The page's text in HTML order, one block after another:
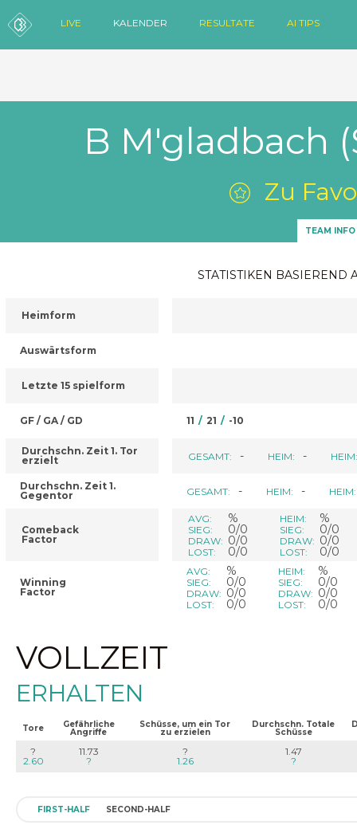
LIVE KALENDER RESULTATE AI TIPS
B M'gladbach
Zu
TEAM INFO
STATISTIKEN BASIEREND
Heimform
Auswärtsform
Letzte 15 spielform
GF / GA / GD
Durchschn. Zeit 1. Tor
erzielt
Durchschn. Zeit 1.
Gegentor
Comeback
Factor
Winning
Factor
11 / 21 / -10
GESAMT: - HEIM: - HEIM:
GESAMT: - HEIM: - HEIM:
AVG: %
SIEG: 0/0
DRAW: 0/0
LOST: 0/0
HEIM: %
SIEG: 0/0
DRAW: 0/0
LOST: 0/0
AVG: %
SIEG: 0/0
DRAW: 0/0
LOST: 0/0
HEIM: %
SIEG: 0/0
DRAW: 0/0
LOST: 0/0
VOLLZEIT
ERHALTEN
Tore Gefährliche
Angriffe
Schüsse, um ein Tor
zu erzielen
Durchschn. Totale
Schüsse
?
2.60
11.73
?
?
1.26
1.47
?
FIRST-HALF SECOND-HALF